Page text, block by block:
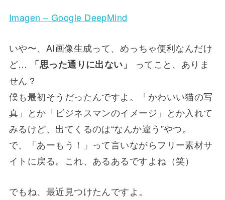
Imagen – Google DeepMind
いや〜、AI画像生成って、めっちゃ便利なんだけ
ど…
「思った通りに出ない」
ってこと、ありま
せん？
僕も最初そうだったんですよ。「かわいい猫の写
真」とか「ビジネスマンのイメージ」とか入れて
みるけど、出てくるのは“なんか違う”やつ。
で、「あーもう！」って言いながらフリー素材サ
イトに戻る。これ、あるあるですよね（笑）
でもね、最近見つけたんですよ。